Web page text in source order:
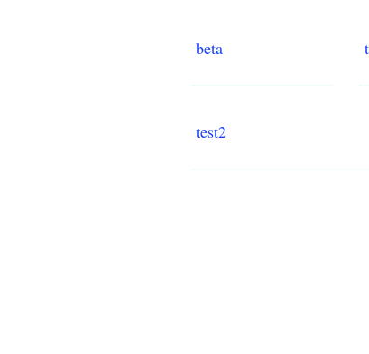
beta
test2